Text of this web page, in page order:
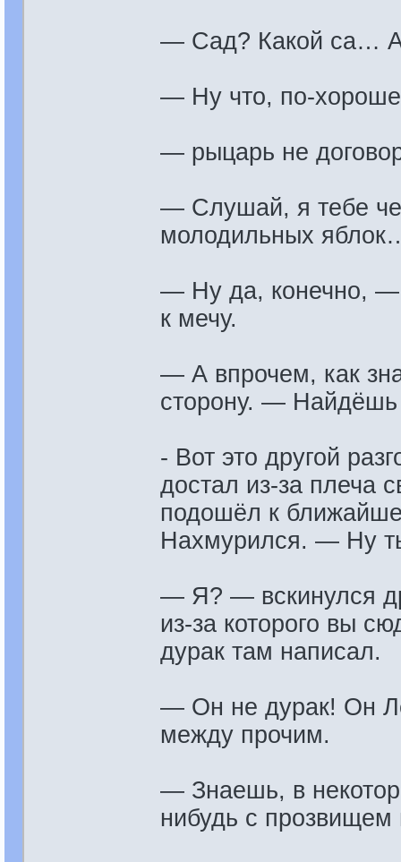
— Сад? Какой са…
— Ну что, по-
— рыцарь не
— Слушай, я тебе
молодильных
— Ну да, конечно, —
к мечу.
— А впрочем, как
сторону. —
- Вот это другой
достал из-за
подошёл к
Нахмурился. — Ну
— Я? — вскинулся
из-за которого вы
дурак там написал.
— Он не дурак! Он
между прочим.
— Знаешь, в
нибудь с